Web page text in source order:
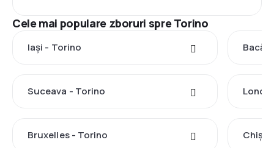
Cele mai populare zboruri spre Torino
Iași - Torino
Suceava - Torino
Bruxelles - Torino